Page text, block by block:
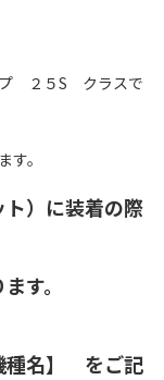
２５S クラスで
す。
）に装着の際
す。
種名】 をご記